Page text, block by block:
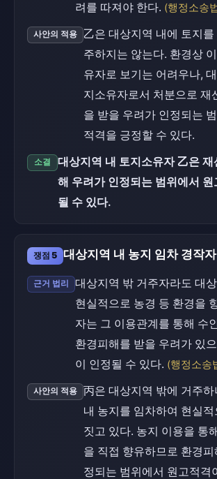
려를 따져야 한다. (행정소송
사안의 적용
乙은 대상지역 내에 토지를
주하지는 않는다. 환경상
유자로 보기는 어려우나,
지소유자로서 처분으로 재
을 받을 우려가 인정되는
적격을 긍정할 수 있다.
소결
대상지역 내 토지소유자 乙은 재
해 우려가 인정되는 범위에서 원
될 수 있다.
쟁점 5 대상지역 내 농지 임차 경작
근거 법리
대상지역 밖 거주자라도 대
현실적으로 농경 등 환경을
자는 그 이용관계를 통해 수
환경피해를 받을 우려가 있
이 인정될 수 있다. (행정소송
사안의 적용
丙은 대상지역 밖에 거주하
내 농지를 임차하여 현실
짓고 있다. 농지 이용을 통
을 직접 향유하므로 환경피
정되는 범위에서 원고적격